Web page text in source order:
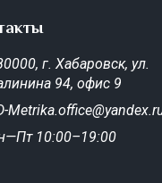
г. Хабаровск, ул.
94, офис 9
10:00–19:00